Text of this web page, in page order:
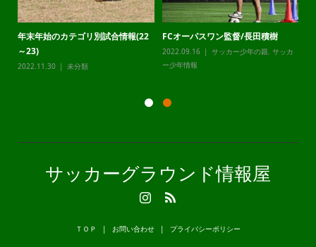
年末年始のカテゴリ別試合情報(22
～23)
2022.11.30 未分類
FCオーパスワン監督/長田積樹
2022.09.16 サッカー少年の親, サッカ
ー少年情報
サッカーグラウンド情報屋
ＴＯＰ お問い合わせ プライバシーポリシー